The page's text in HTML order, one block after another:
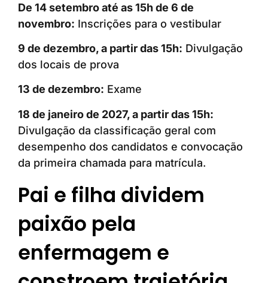
De 14 setembro até as 15h de 6 de
novembro: Inscrições para o vestibular
9 de dezembro, a partir das 15h: Divulgação
dos locais de prova
13 de dezembro: Exame
18 de janeiro de 2027, a partir das 15h:
Divulgação da classificação geral com
desempenho dos candidatos e convocação
da primeira chamada para matrícula.
Pai e filha dividem
paixão pela
enfermagem e